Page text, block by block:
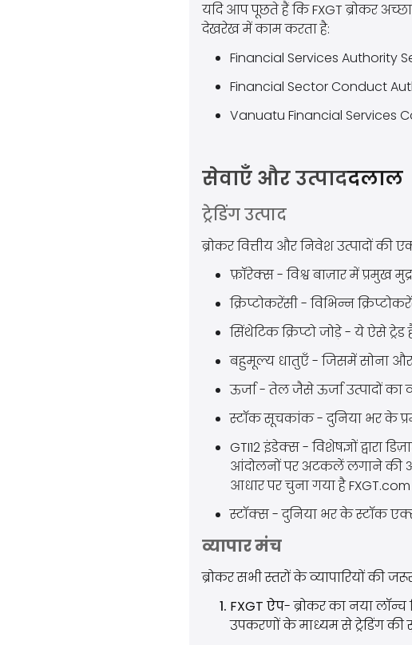
यदि आप पूछते हैं कि FXGT ब्रोकर
देखरेख में काम करता है:
Financial Services Authority
Financial Sector Conduct
Vanuatu Financial Services
सेवाएँ और उत्पाददलाल
ट्रेडिंग उत्पाद
ब्रोकर वित्तीय और निवेश उत्पादों
फ़ॉरेक्स - विश्व बाज़ार में प्रमुख
क्रिप्टोकरेंसी - विभिन्न
सिंथेटिक क्रिप्टो जोड़े - ये ऐसे
बहुमूल्य धातुएँ - जिसमें सोना
ऊर्जा - तेल जैसे ऊर्जा उत्पादों का
स्टॉक सूचकांक - दुनिया भर के
GTI12 इंडेक्स - विशेषज्ञों द्वारा
आंदोलनों पर अटकलें लगाने की
आधार पर चुना गया है FXGT.com
स्टॉक्स - दुनिया भर के स्टॉक
व्यापार मंच
ब्रोकर सभी स्तरों के व्यापारियों की
FXGT ऐप- ब्रोकर का नया
उपकरणों के माध्यम से ट्रेडिंग की